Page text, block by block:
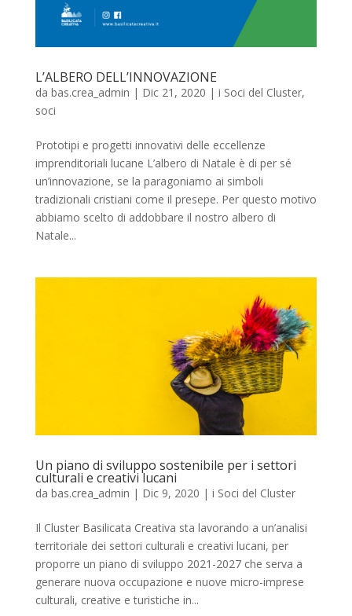
L’ALBERO DELL’INNOVAZIONE
da bas.crea_admin | Dic 21, 2020 | i Soci del Cluster,
soci
Prototipi e progetti innovativi delle eccellenze
imprenditoriali lucane L’albero di Natale è di per sé
un’innovazione, se la paragoniamo ai simboli
tradizionali cristiani come il presepe. Per questo motivo
abbiamo scelto di addobbare il nostro albero di
Natale...
Un piano di sviluppo sostenibile per i settori
culturali e creativi lucani
da bas.crea_admin | Dic 9, 2020 | i Soci del Cluster
Il Cluster Basilicata Creativa sta lavorando a un’analisi
territoriale dei settori culturali e creativi lucani, per
proporre un piano di sviluppo 2021-2027 che serva a
generare nuova occupazione e nuove micro-imprese
culturali, creative e turistiche in...